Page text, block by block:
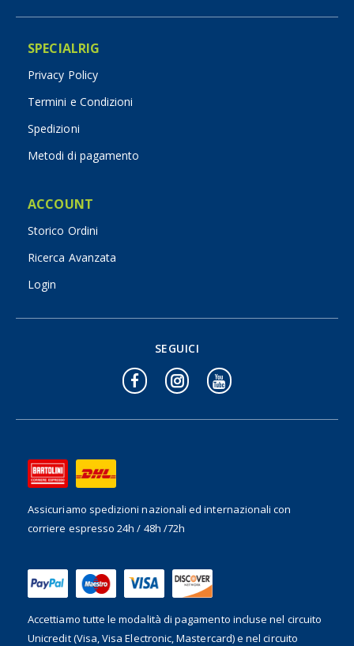
SPECIALRIG
Privacy Policy
Termini e Condizioni
Spedizioni
Metodi di pagamento
ACCOUNT
Storico Ordini
Ricerca Avanzata
Login
Assicuriamo spedizioni nazionali ed internazionalicon
corriere espresso 24h / 48h /72h
Accettiamo tutte le modalità di pagamento incluse nel circuito
Unicredit (Visa, Visa Electronic, Mastercard) e nel circuito
SEGUICI